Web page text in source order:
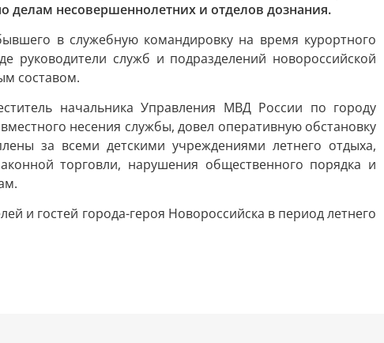
делам несовершеннолетних и отделов дознания.
в служебную командировку на время курортного
руководители служб и подразделений новороссийской
составом.
начальника Управления МВД России по городу
несения службы, довел оперативную обстановку
за всеми детскими учреждениями летнего отдыха,
торговли, нарушения общественного порядка и
и гостей города-героя Новороссийска в период летнего